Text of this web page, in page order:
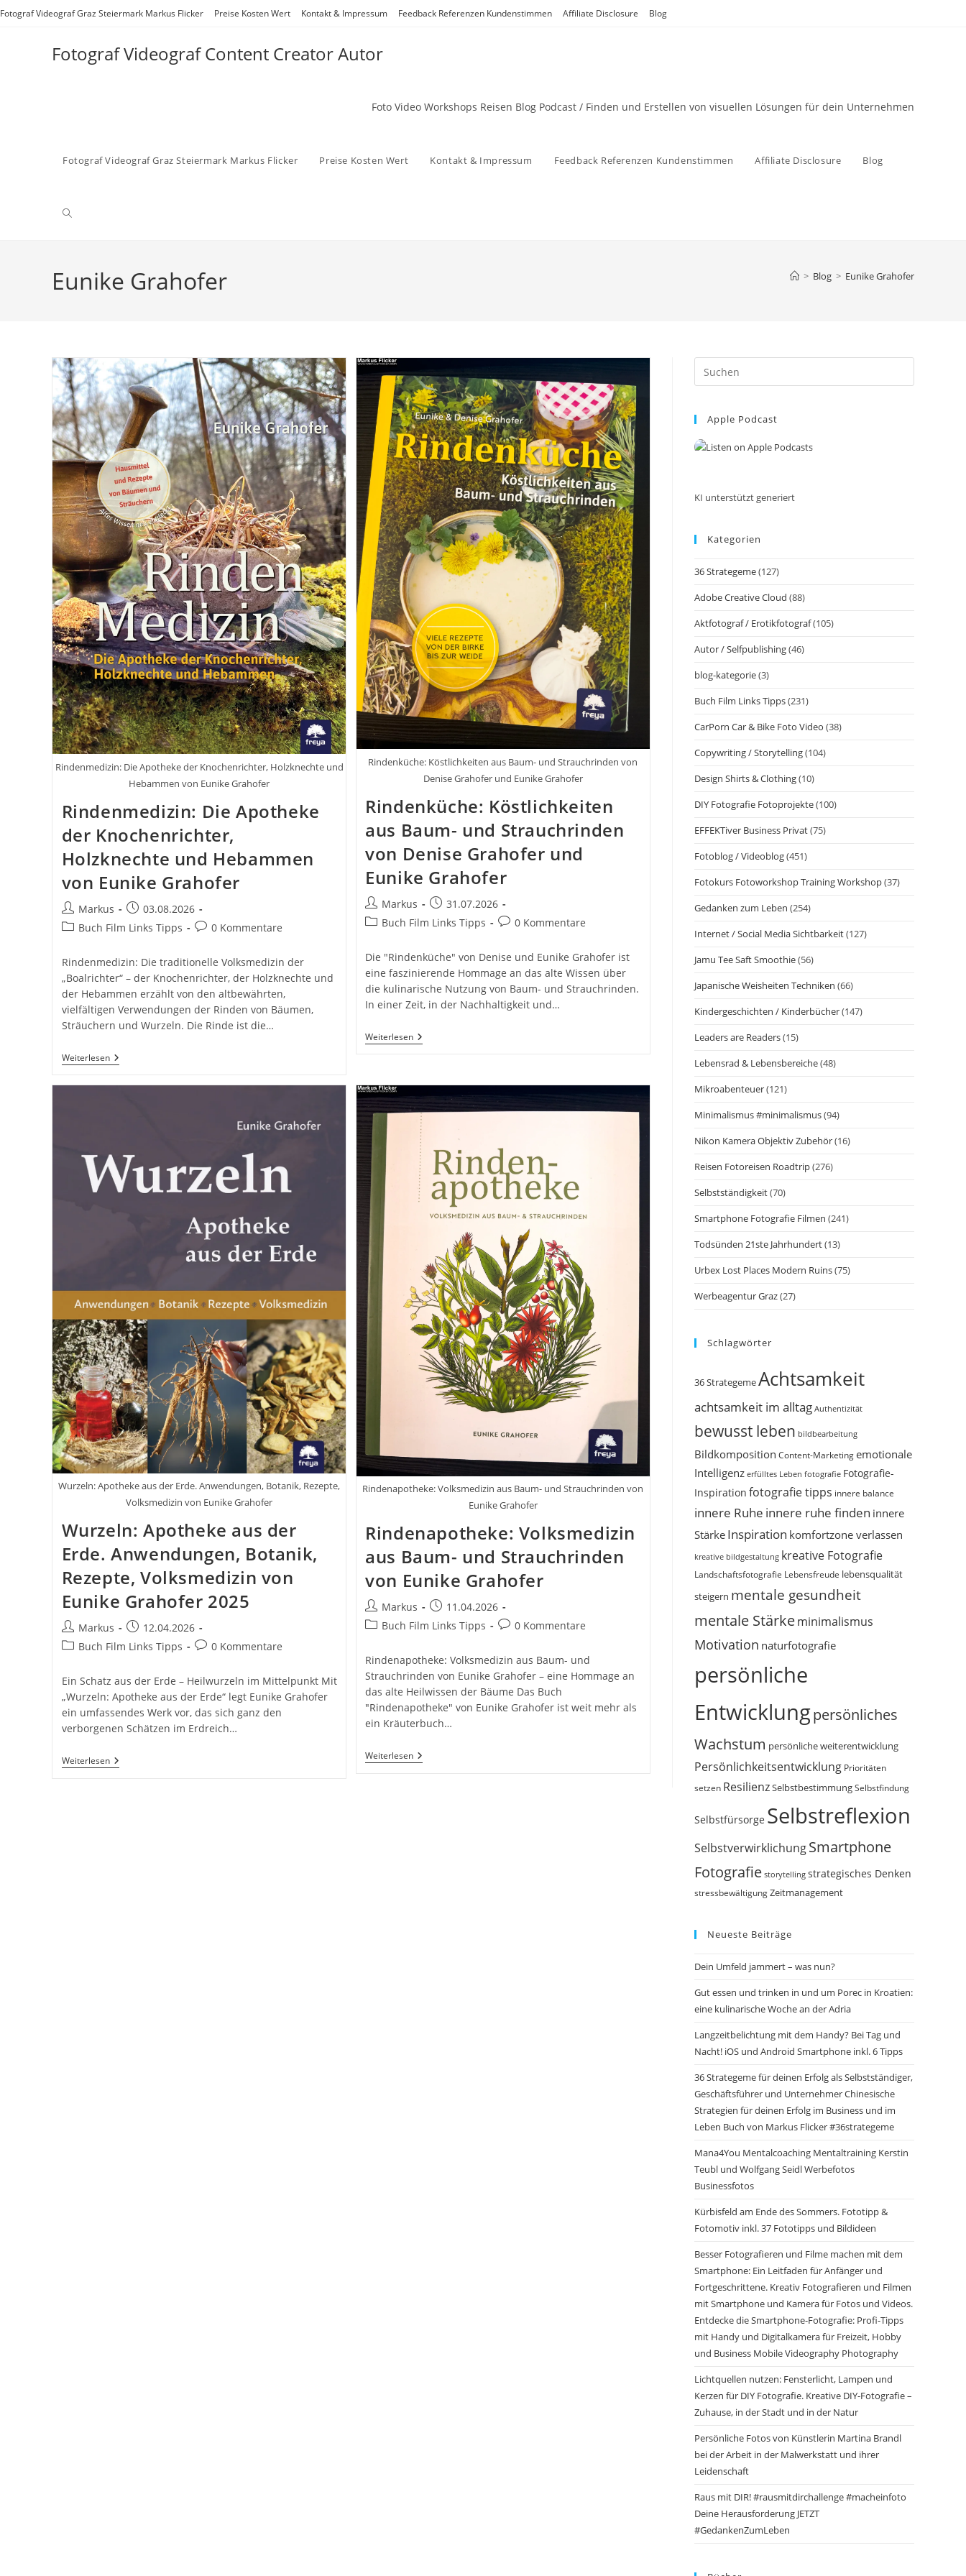
Zum
Fotograf Videograf Graz Steiermark Markus Flicker Preise Kosten Wert Kontakt & Impressum Feedback Referenzen Kundenstimmen Affiliate Disclosure Blog
Fotograf Videograf Content Creator Autor
Foto Video Workshops Reisen Blog Podcast / Finden und Erstellen von visuellen Lösungen für dein Unternehmen
Fotograf Videograf Graz Steiermark Markus Flicker Preise Kosten Wert Kontakt & Impressum Feedback Referenzen Kundenstimmen Affiliate Disclosure Blog
Website-
Eunike Grahofer > Blog > Eunike Grahofer
Rindenmedizin: Die Apotheke der Knochenrichter, Holzknechte und
Hebammen von Eunike Grahofer
Rindenmedizin: Die Apotheke
der Knochenrichter,
Holzknechte und Hebammen
von Eunike Grahofer
Beitrags-
Autor:
Markus
Beitrag
veröffentlicht:
03.08.2026
Beitrags-
Buch Film Links Tipps
Beitrags-
0 Kommentare
Rindenmedizin: Die traditionelle Volksmedizin der
„Boalrichter“ – der Knochenrichter, der Holzknechte und
der Hebammen erzählt von den altbewährten,
vielfältigen Verwendungen der Rinden von Bäumen,
Sträuchern und Wurzeln. Die Rinde ist die…
WeiterlesenRindenmedizin:
Die
Eunike
Grahofer
Rindenküche: Köstlichkeiten aus Baum- und Strauchrinden von
Denise Grahofer und Eunike Grahofer
Rindenküche: Köstlichkeiten
aus Baum- und Strauchrinden
von Denise Grahofer und
Eunike Grahofer
Beitrags-
Autor:
Markus
Beitrag
veröffentlicht:
31.07.2026
Beitrags-
Buch Film Links Tipps
Beitrags-
0 Kommentare
Die "Rindenküche" von Denise und Eunike Grahofer ist
eine faszinierende Hommage an das alte Wissen über
die kulinarische Nutzung von Baum- und Strauchrinden.
In einer Zeit, in der Nachhaltigkeit und…
WeiterlesenRindenküche:
Köstlichkeiten
Und
Strauchrinden
Von
Denise
Grahofer
Und
Eunike
Grahofer
Wurzeln: Apotheke aus der Erde. Anwendungen, Botanik, Rezepte,
Volksmedizin von Eunike Grahofer
Wurzeln: Apotheke aus der
Erde. Anwendungen, Botanik,
Rezepte, Volksmedizin von
Eunike Grahofer 2025
Beitrags-
Autor:
Markus
Beitrag
veröffentlicht:
12.04.2026
Beitrags-
Buch Film Links Tipps
Beitrags-
0 Kommentare
Ein Schatz aus der Erde – Heilwurzeln im Mittelpunkt Mit
„Wurzeln: Apotheke aus der Erde“ legt Eunike Grahofer
ein umfassendes Werk vor, das sich ganz den
verborgenen Schätzen im Erdreich…
WeiterlesenWurzeln:
Apotheke
Rindenapotheke: Volksmedizin aus Baum- und Strauchrinden von
Eunike Grahofer
Rindenapotheke: Volksmedizin
aus Baum- und Strauchrinden
von Eunike Grahofer
Beitrags-
Autor:
Markus
Beitrag
veröffentlicht:
11.04.2026
Beitrags-
Buch Film Links Tipps
Beitrags-
0 Kommentare
Rindenapotheke: Volksmedizin aus Baum- und
Strauchrinden von Eunike Grahofer – eine Hommage an
das alte Heilwissen der Bäume Das Buch
"Rindenapotheke" von Eunike Grahofer ist weit mehr als
ein Kräuterbuch…
WeiterlesenRindenapotheke:
Volksmedizin
Escape
Apple Podcast
KI unterstützt generiert
Kategorien
36 Strategeme(127)
Adobe Creative Cloud (88)
Aktfotograf / Erotikfotograf(105)
Autor / Selfpublishing(46)
blog-kategorie(3)
Buch Film Links Tipps(231)
CarPorn Car & Bike Foto Video (38)
Copywriting / Storytelling(104)
Design Shirts & Clothing(10)
DIY Fotografie Fotoprojekte(100)
EFFEKTiver Business Privat(75)
Fotoblog / Videoblog(451)
Fotokurs Fotoworkshop Training Workshop(37)
Gedanken zum Leben (254)
Internet / Social Media Sichtbarkeit(127)
Jamu Tee Saft Smoothie(56)
Japanische Weisheiten Techniken (66)
Kindergeschichten / Kinderbücher(147)
Leaders are Readers(15)
Lebensrad & Lebensbereiche(48)
Mikroabenteuer(121)
Minimalismus #minimalismus(94)
Nikon Kamera Objektiv Zubehör(16)
Reisen Fotoreisen Roadtrip(276)
Selbstständigkeit(70)
Smartphone Fotografie Filmen (241)
Todsünden 21ste Jahrhundert(13)
Urbex Lost Places Modern Ruins(75)
Werbeagentur Graz(27)
Schlagwörter
36 StrategemeAchtsamkeit
achtsamkeit im alltag Authentizität
bewusst leben bildbearbeitung
Bildkomposition Content-Marketingemotionale
Intelligenz erfülltes Leben fotografie Fotografie-
Inspiration fotografie tipps innere balance
innere Ruhe innere ruhe finden innere
Stärke Inspiration komfortzone verlassen
kreative bildgestaltung kreative Fotografie
Landschaftsfotografie Lebensfreude lebensqualität
steigern mentale gesundheit
mentale Stärkeminimalismus
Motivation naturfotografie
persönliche
Entwicklungpersönliches
Wachstum persönliche weiterentwicklung
Persönlichkeitsentwicklung Prioritäten
setzen ResilienzSelbstbestimmungSelbstfindung
Selbstfürsorge Selbstreflexion
SelbstverwirklichungSmartphone
Fotografie storytelling strategisches Denken
stressbewältigung Zeitmanagement
Neueste Beiträge
Dein Umfeld jammert – was nun?
Gut essen und trinken in und um Porec in Kroatien:
eine kulinarische Woche an der Adria
Langzeitbelichtung mit dem Handy? Bei Tag und
Nacht! iOS und Android Smartphone inkl. 6 Tipps
36 Strategeme für deinen Erfolg als Selbstständiger,
Geschäftsführer und Unternehmer Chinesische
Strategien für deinen Erfolg im Business und im
Leben Buch von Markus Flicker #36strategeme
Mana4You Mentalcoaching Mentaltraining Kerstin
Teubl und Wolfgang Seidl Werbefotos
Businessfotos
Kürbisfeld am Ende des Sommers. Fototipp &
Fotomotiv inkl. 37 Fototipps und Bildideen
Besser Fotografieren und Filme machen mit dem
Smartphone: Ein Leitfaden für Anfänger und
Fortgeschrittene. Kreativ Fotografieren und Filmen
mit Smartphone und Kamera für Fotos und Videos.
Entdecke die Smartphone-Fotografie: Profi-Tipps
mit Handy und Digitalkamera für Freizeit, Hobby
und Business Mobile Videography Photography
Lichtquellen nutzen: Fensterlicht, Lampen und
Kerzen für DIY Fotografie. Kreative DIY-Fotografie –
Zuhause, in der Stadt und in der Natur
Persönliche Fotos von Künstlerin Martina Brandl
bei der Arbeit in der Malwerkstatt und ihrer
Leidenschaft
Raus mit DIR! #rausmitdirchallenge #macheinfoto
Deine Herausforderung JETZT
#GedankenZumLeben